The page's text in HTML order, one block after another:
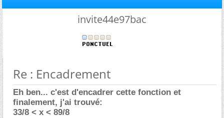
invite44e97bac
Re : Encadrement
Eh ben... c'est d'encadrer cette fonction et
finalement, j'ai trouvé:
33/8 < x < 89/8